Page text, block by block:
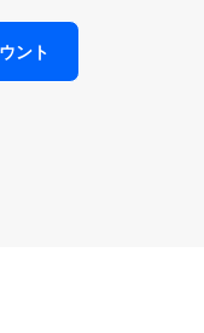
ント